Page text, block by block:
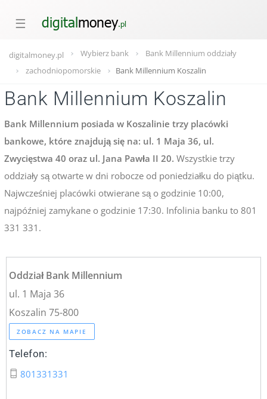
☰
digitalmoney.pl Wybierz bank
Bank Millennium oddziały
zachodniopomorskie
Bank Millennium Koszalin
Bank Millennium Koszalin
Bank Millennium posiada w Koszalinie trzy placówki
bankowe, które znajdują się na: ul. 1 Maja 36, ul.
Zwycięstwa 40 oraz ul. Jana Pawła II 20. Wszystkie trzy
oddziały są otwarte w dni robocze od poniedziałku do piątku.
Najwcześniej placówki otwierane są o godzinie 10:00,
najpóźniej zamykane o godzinie 17:30. Infolinia banku to 801
331 331.
Oddział Bank Millennium
ul. 1 Maja 36
Koszalin 75-800
ZOBACZ NA MAPIE
Telefon:
801331331